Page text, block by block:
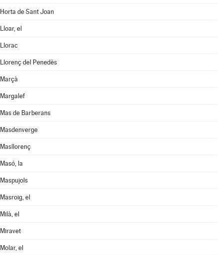
Horta de Sant Joan
Lloar, el
Llorac
Llorenç del Penedès
Marçà
Margalef
Mas de Barberans
Masdenverge
Masllorenç
Masó, la
Maspujols
Masroig, el
Milà, el
Miravet
Molar, el